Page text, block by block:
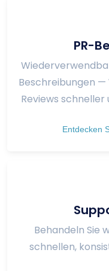
PR-
Beschreibungen —
Reviews
Entdecken
Behandeln Sie
schnellen,